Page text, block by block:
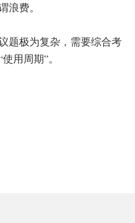
费。
题极为复杂，需要综合考
用周期”。